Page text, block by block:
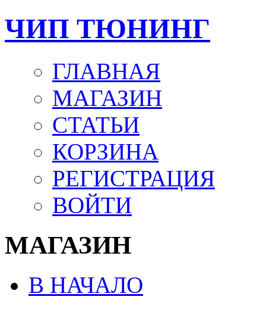
ЧИП ТЮНИНГ
ГЛАВНАЯ
МАГАЗИН
СТАТЬИ
КОРЗИНА
РЕГИСТРАЦИЯ
ВОЙТИ
МАГАЗИН
В НАЧАЛО